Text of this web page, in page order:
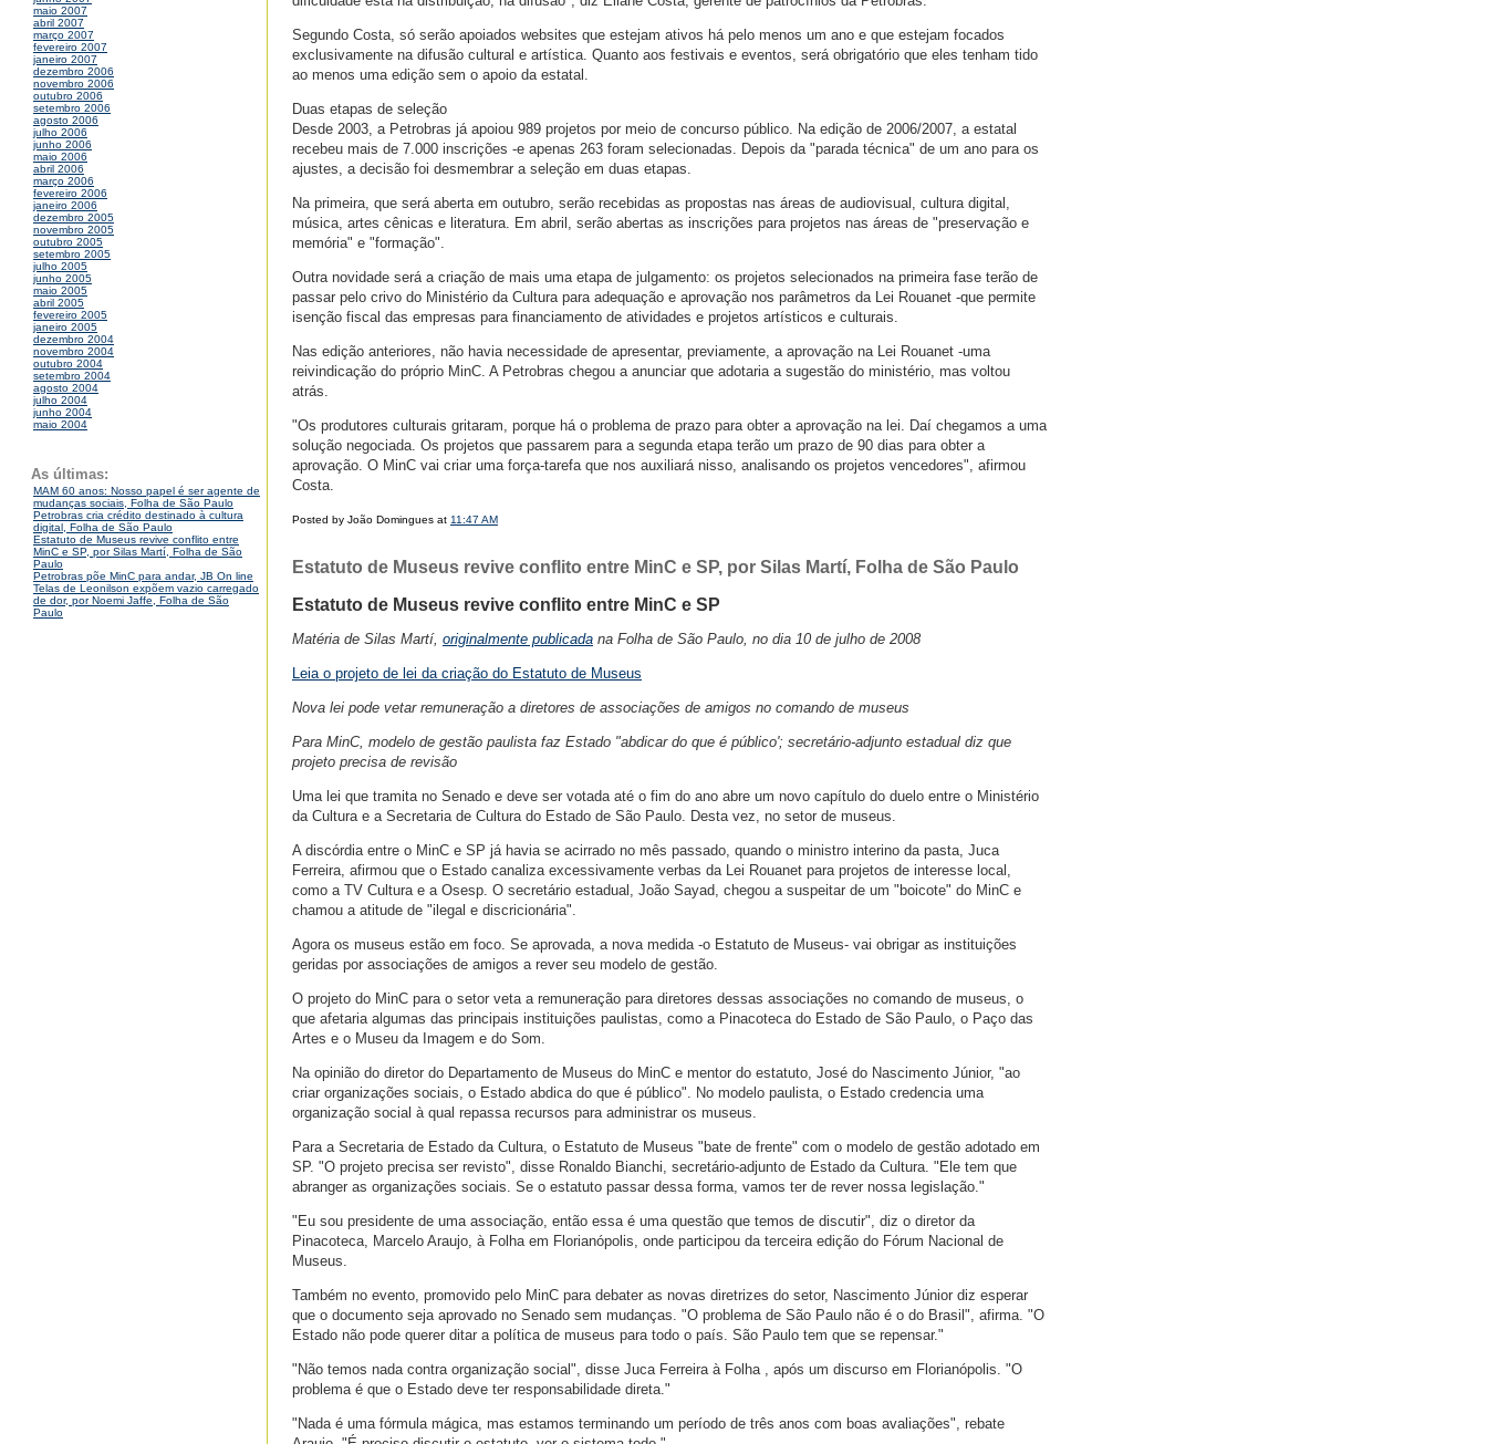
maio 2007
abril 2007
março 2007
fevereiro 2007
janeiro 2007
dezembro 2006
novembro 2006
outubro 2006
setembro 2006
agosto 2006
julho 2006
junho 2006
maio 2006
abril 2006
março 2006
fevereiro 2006
janeiro 2006
dezembro 2005
novembro 2005
outubro 2005
setembro 2005
julho 2005
junho 2005
maio 2005
abril 2005
fevereiro 2005
janeiro 2005
dezembro 2004
novembro 2004
outubro 2004
setembro 2004
agosto 2004
julho 2004
junho 2004
maio 2004
As últimas:
MAM 60 anos: Nosso papel é ser agente de
mudanças sociais, Folha de São Paulo
Petrobras cria crédito destinado à cultura
digital, Folha de São Paulo
Estatuto de Museus revive conflito entre
MinC e SP, por Silas Martí, Folha de São
Paulo
Petrobras põe MinC para andar, JB On line
Telas de Leonilson expõem vazio carregado
de dor, por Noemi Jaffe, Folha de São
Paulo
Segundo Costa, só serão apoiados websites que estejam ativos há pelo menos um ano e que estejam focados
exclusivamente na difusão cultural e artística. Quanto aos festivais e eventos, será obrigatório que eles tenham tido
ao menos uma edição sem o apoio da estatal.
Duas etapas de seleção
Desde 2003, a Petrobras já apoiou 989 projetos por meio de concurso público. Na edição de 2006/2007, a estatal
recebeu mais de 7.000 inscrições -e apenas 263 foram selecionadas. Depois da "parada técnica" de um ano para os
ajustes, a decisão foi desmembrar a seleção em duas etapas.
Na primeira, que será aberta em outubro, serão recebidas as propostas nas áreas de audiovisual, cultura digital,
música, artes cênicas e literatura. Em abril, serão abertas as inscrições para projetos nas áreas de "preservação e
memória" e "formação".
Outra novidade será a criação de mais uma etapa de julgamento: os projetos selecionados na primeira fase terão de
passar pelo crivo do Ministério da Cultura para adequação e aprovação nos parâmetros da Lei Rouanet -que permite
isenção fiscal das empresas para financiamento de atividades e projetos artísticos e culturais.
Nas edição anteriores, não havia necessidade de apresentar, previamente, a aprovação na Lei Rouanet -uma
reivindicação do próprio MinC. A Petrobras chegou a anunciar que adotaria a sugestão do ministério, mas voltou
atrás.
"Os produtores culturais gritaram, porque há o problema de prazo para obter a aprovação na lei. Daí chegamos a uma
solução negociada. Os projetos que passarem para a segunda etapa terão um prazo de 90 dias para obter a
aprovação. O MinC vai criar uma força-tarefa que nos auxiliará nisso, analisando os projetos vencedores", afirmou
Costa.
Posted by João Domingues at 11:47 AM
Estatuto de Museus revive conflito entre MinC e SP, por Silas Martí, Folha de São Paulo
Estatuto de Museus revive conflito entre MinC e SP
Matéria de Silas Martí, originalmente publicada na Folha de São Paulo, no dia 10 de julho de 2008
Leia o projeto de lei da criação do Estatuto de Museus
Nova lei pode vetar remuneração a diretores de associações de amigos no comando de museus
Para MinC, modelo de gestão paulista faz Estado "abdicar do que é público'; secretário-adjunto estadual diz que
projeto precisa de revisão
Uma lei que tramita no Senado e deve ser votada até o fim do ano abre um novo capítulo do duelo entre o Ministério
da Cultura e a Secretaria de Cultura do Estado de São Paulo. Desta vez, no setor de museus.
A discórdia entre o MinC e SP já havia se acirrado no mês passado, quando o ministro interino da pasta, Juca
Ferreira, afirmou que o Estado canaliza excessivamente verbas da Lei Rouanet para projetos de interesse local,
como a TV Cultura e a Osesp. O secretário estadual, João Sayad, chegou a suspeitar de um "boicote" do MinC e
chamou a atitude de "ilegal e discricionária".
Agora os museus estão em foco. Se aprovada, a nova medida -o Estatuto de Museus- vai obrigar as instituições
geridas por associações de amigos a rever seu modelo de gestão.
O projeto do MinC para o setor veta a remuneração para diretores dessas associações no comando de museus, o
que afetaria algumas das principais instituições paulistas, como a Pinacoteca do Estado de São Paulo, o Paço das
Artes e o Museu da Imagem e do Som.
Na opinião do diretor do Departamento de Museus do MinC e mentor do estatuto, José do Nascimento Júnior, "ao
criar organizações sociais, o Estado abdica do que é público". No modelo paulista, o Estado credencia uma
organização social à qual repassa recursos para administrar os museus.
Para a Secretaria de Estado da Cultura, o Estatuto de Museus "bate de frente" com o modelo de gestão adotado em
SP. "O projeto precisa ser revisto", disse Ronaldo Bianchi, secretário-adjunto de Estado da Cultura. "Ele tem que
abranger as organizações sociais. Se o estatuto passar dessa forma, vamos ter de rever nossa legislação."
"Eu sou presidente de uma associação, então essa é uma questão que temos de discutir", diz o diretor da
Pinacoteca, Marcelo Araujo, à Folha em Florianópolis, onde participou da terceira edição do Fórum Nacional de
Museus.
Também no evento, promovido pelo MinC para debater as novas diretrizes do setor, Nascimento Júnior diz esperar
que o documento seja aprovado no Senado sem mudanças. "O problema de São Paulo não é o do Brasil", afirma. "O
Estado não pode querer ditar a política de museus para todo o país. São Paulo tem que se repensar."
"Não temos nada contra organização social", disse Juca Ferreira à Folha , após um discurso em Florianópolis. "O
problema é que o Estado deve ter responsabilidade direta."
"Nada é uma fórmula mágica, mas estamos terminando um período de três anos com boas avaliações", rebate